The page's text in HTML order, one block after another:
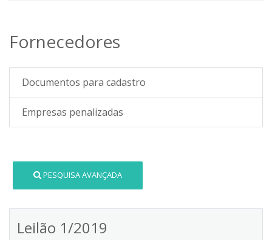
Fornecedores
Documentos para cadastro
Empresas penalizadas
PESQUISA AVANÇADA
Leilão 1/2019